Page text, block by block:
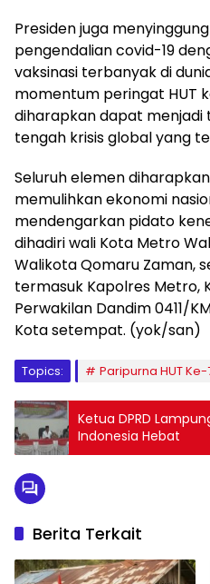
Presiden juga
pengendalian covid-19
vaksinasi terbanyak di
momentum peringat HUT
diharapkan dapat menjadi
tengah krisis global yang
Seluruh elemen
memulihkan ekonomi
mendengarkan pidato
dihadiri wali Kota Metro
Walikota Qomaru Zaman,
termasuk Kapolres Metro,
Perwakilan Dandim 0411/
Kota setempat. (yok/san)
Topics: Paripurna HUT Ke-
Ketua DPRD
Indonesia Hebat
Berita Terkait